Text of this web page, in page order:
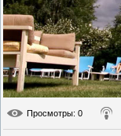
Просмотры: 0